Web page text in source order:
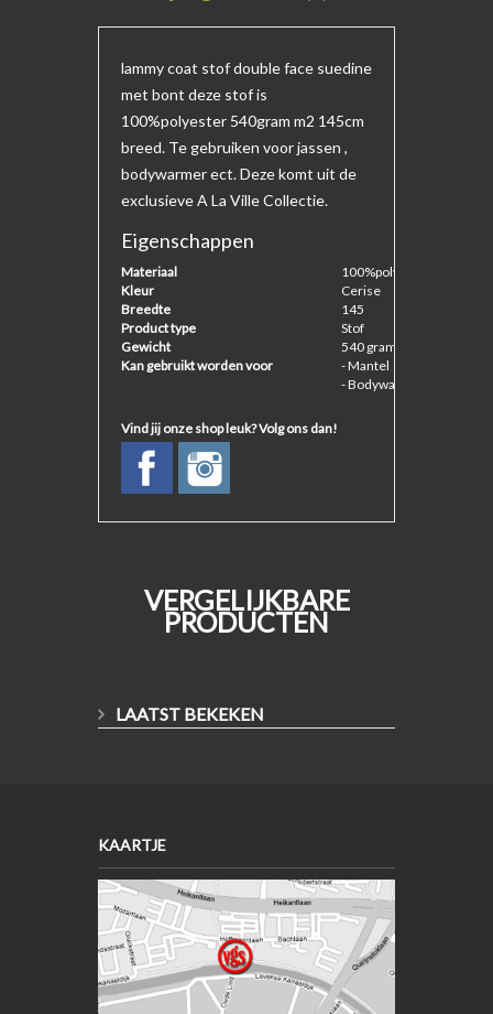
lammy coat stof double face suedine
met bont deze stof is
100%polyester 540gram m2 145cm
breed. Te gebruiken voor jassen ,
bodywarmer ect. Deze komt uit de
exclusieve A La Ville Collectie.
Eigenschappen
Materiaal
100%polyester
Kleur
Cerise
Breedte
145
Product type
Stof
Gewicht
540 gram m2 gram per
Kan gebruikt worden voor
- Mantel
- Bodywarmer
Vind jij onze shop leuk? Volg ons dan!
VERGELIJKBARE
PRODUCTEN
LAATST BEKEKEN
KAARTJE